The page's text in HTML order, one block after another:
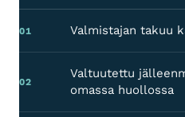
01 Valmistajan takuu
02
Valtuutettu
omassa huollossa